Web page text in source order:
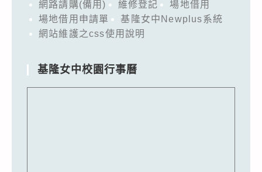
網路請購(備用)
維修登記
場地借用
場地借用申請單
基隆女中Newplus系統
網站維護之css使用說明
基隆女中校園行事曆